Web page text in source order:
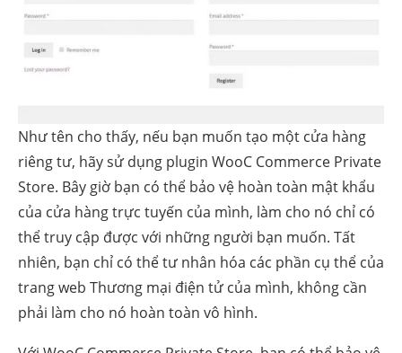
Như tên cho thấy, nếu bạn muốn tạo một cửa hàng
riêng tư, hãy sử dụng plugin WooC Commerce Private
Store. Bây giờ bạn có thể bảo vệ hoàn toàn mật khẩu
của cửa hàng trực tuyến của mình, làm cho nó chỉ có
thể truy cập được với những người bạn muốn. Tất
nhiên, bạn chỉ có thể tư nhân hóa các phần cụ thể của
trang web Thương mại điện tử của mình, không cần
phải làm cho nó hoàn toàn vô hình.